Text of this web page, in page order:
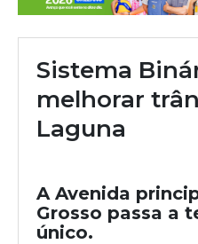
Sistema
melhorar
Laguna
A Avenida
Grosso passa a
único.